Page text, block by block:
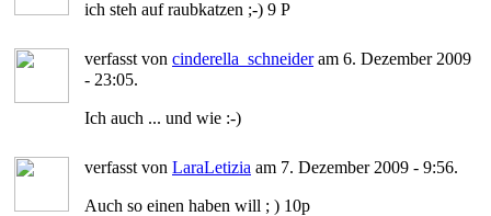
ich steh auf raubkatzen ;-) 9 P
verfasst von cinderella_schneideram 6. Dezember 2009
- 23:05.
Ich auch ... und wie :-)
verfasst von LaraLetizia am 7. Dezember 2009 - 9:56.
Auch so einen haben will ; ) 10p